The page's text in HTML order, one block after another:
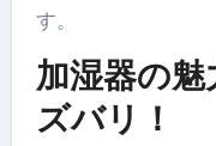
す。
加湿器の
ズバリ！